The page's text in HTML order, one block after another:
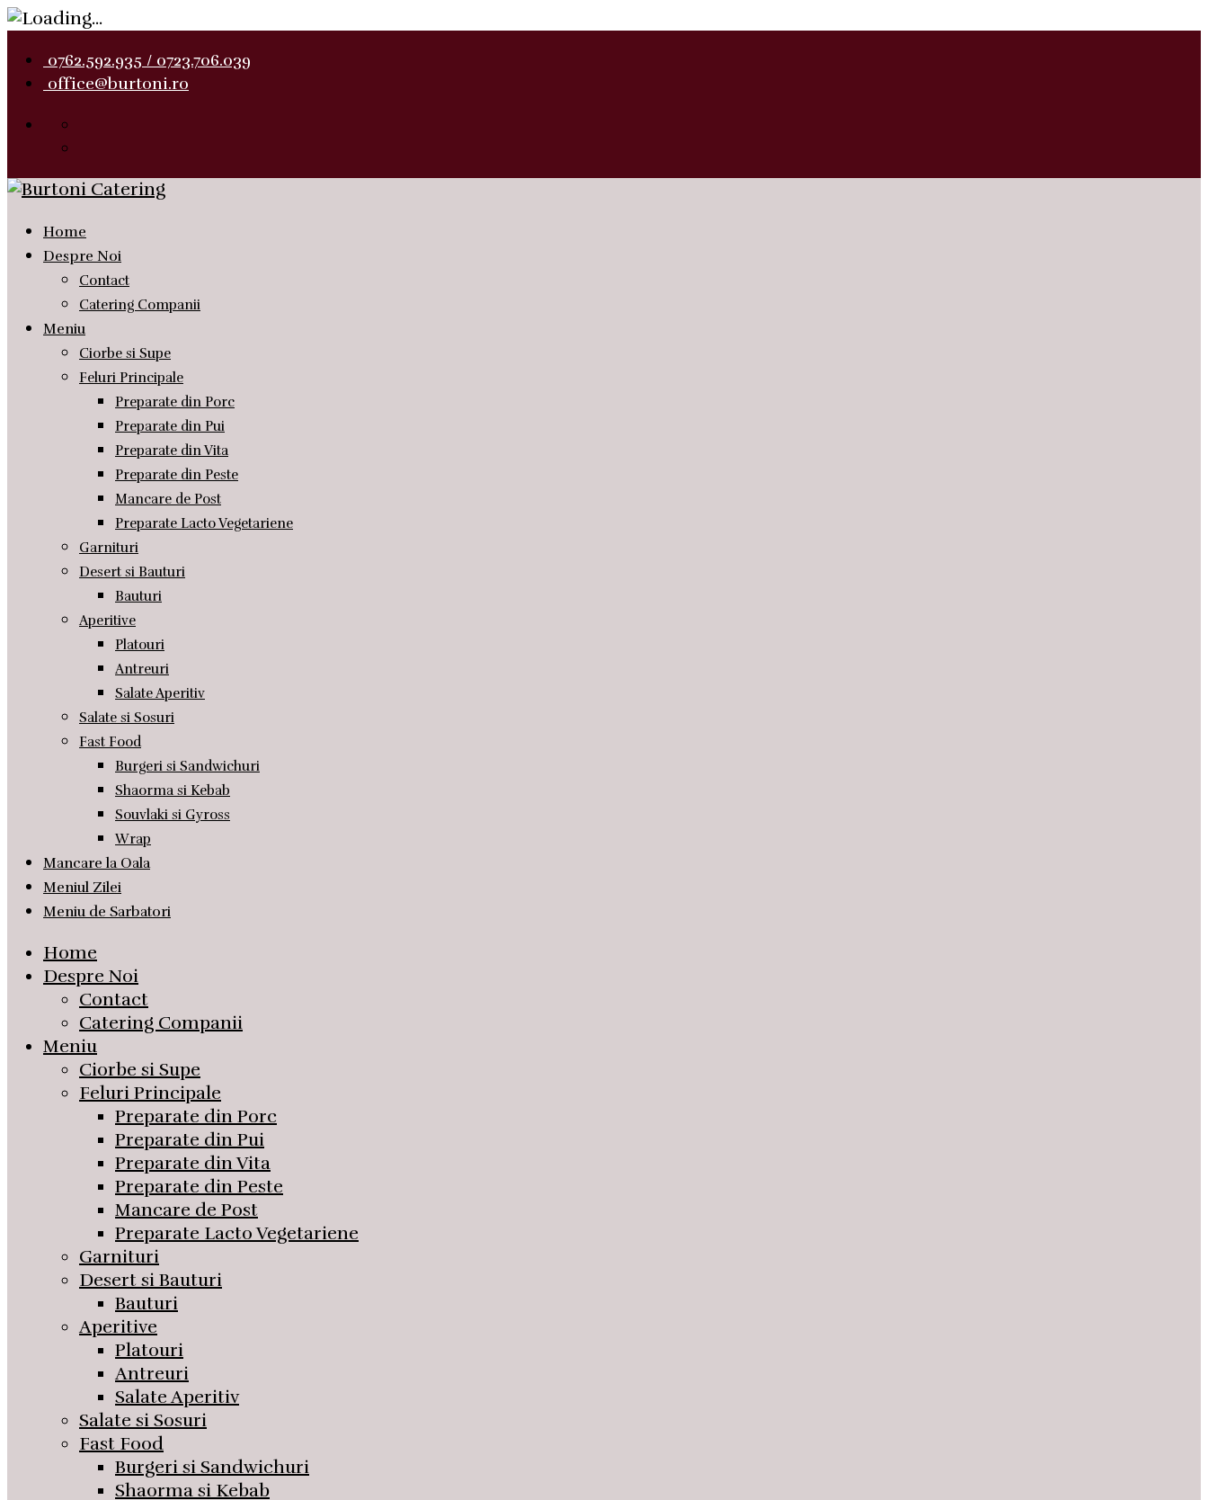
0762.592.935 / 0723.706.039
office@burtoni.ro
Home
Despre Noi
Contact
Catering Companii
Meniu
Ciorbe si Supe
Feluri Principale
Preparate din Porc
Preparate din Pui
Preparate din Vita
Preparate din Peste
Mancare de Post
Preparate Lacto Vegetariene
Garnituri
Desert si Bauturi
Bauturi
Aperitive
Platouri
Antreuri
Salate Aperitiv
Salate si Sosuri
Fast Food
Burgeri si Sandwichuri
Shaorma si Kebab
Souvlaki si Gyross
Wrap
Mancare la Oala
Meniul Zilei
Meniu de Sarbatori
Home
Despre Noi
Contact
Catering Companii
Meniu
Ciorbe si Supe
Feluri Principale
Preparate din Porc
Preparate din Pui
Preparate din Vita
Preparate din Peste
Mancare de Post
Preparate Lacto Vegetariene
Garnituri
Desert si Bauturi
Bauturi
Aperitive
Platouri
Antreuri
Salate Aperitiv
Salate si Sosuri
Fast Food
Burgeri si Sandwichuri
Shaorma si Kebab